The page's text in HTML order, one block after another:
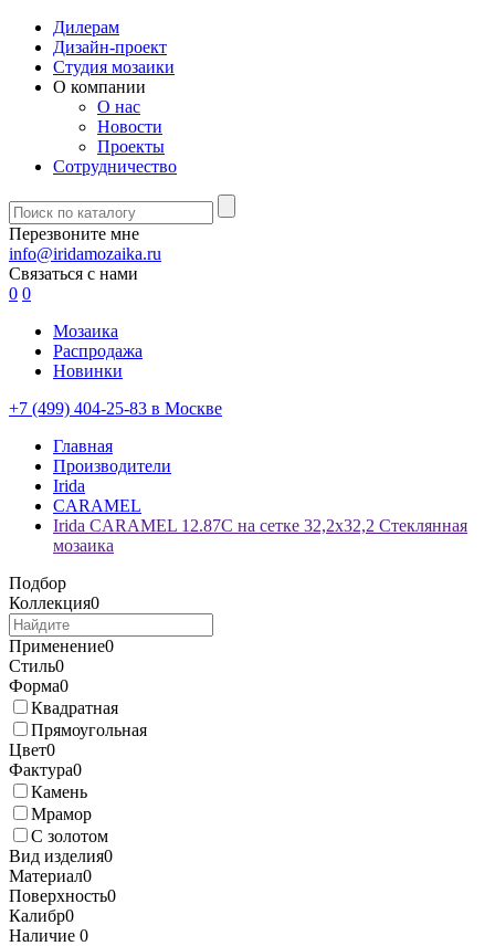
Дилерам
Дизайн-проект
Студия мозаики
О компании
О нас
Новости
Проекты
Сотрудничество
Перезвоните мне
info@iridamozaika.ru
Связаться с нами
0 0
Мозаика
Распродажа
Новинки
+7 (499) 404-25-83 в Москве
Главная
Производители
Irida
CARAMEL
Irida CARAMEL 12.87C на сетке 32,2x32,2 Стеклянная
мозаика
Подбор
Коллекция0
Применение0
Стиль0
Форма0
Квадратная
Прямоугольная
Цвет0
Фактура0
Камень
Мрамор
С золотом
Вид изделия0
Материал0
Поверхность0
Калибр0
Наличие 0